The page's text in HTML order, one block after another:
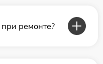
ремонте?